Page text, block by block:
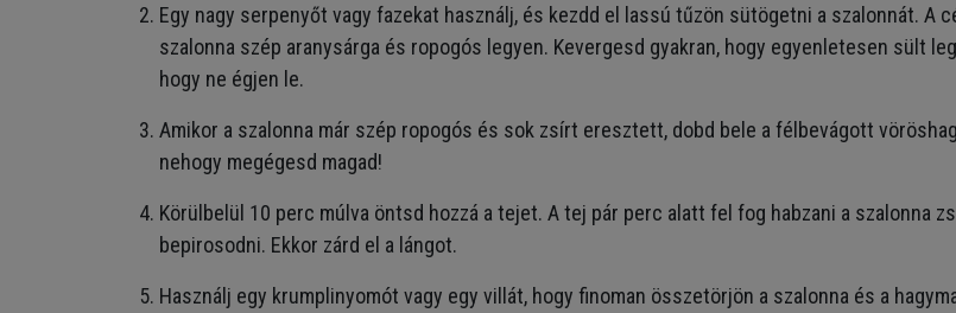
Egy nagy serpenyőt vagy fazekat használj, és kezdd el lassú tűzön sütögetni a szalonnát. A
szalonna szép aranysárga és ropogós legyen. Kevergesd gyakran, hogy egyenletesen sült
hogy ne égjen le.
Amikor a szalonna már szép ropogós és sok zsírt eresztett, dobd bele a félbevágott
nehogy megégesd magad!
Körülbelül 10 perc múlva öntsd hozzá a tejet. A tej pár perc alatt fel fog habzani a szalonna
bepirosodni. Ekkor zárd el a lángot.
Használj egy krumplinyomót vagy egy villát, hogy finoman összetörjön a szalonna és a